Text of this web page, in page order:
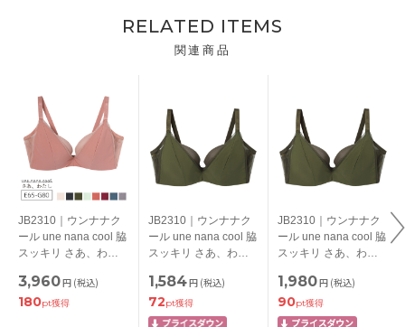
RELATED ITEMS
関連商品
JB2310｜ウンナナク
ール une nana cool 脇
スッキリ さあ、わた
ー単品 BCDEFGカッ
プ アンダー
3,960円 (税込)
180pt獲得
JB2310｜ウンナナク
ール une nana cool 脇
スッキリ さあ、わた
ー単品 BCDEFGカッ
プ アンダー
65/70/75/80cm
1,584円 (税込)
72pt獲得
JB2310｜ウンナナク
ール une nana cool 脇
スッキリ さあ、わた
ー単品 BCDEFGカッ
プ アンダー
65/70/75/80cm
1,980円 (税込)
90pt獲得